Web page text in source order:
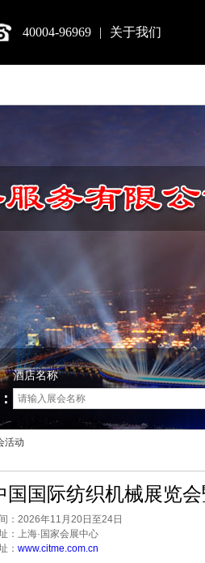
40004-96969 | 关于我们
酒店名称
活动
国国际纺织机械展览
：2026年11月20日至24日
：上海·国家会展中心
： www.citme.com.cn